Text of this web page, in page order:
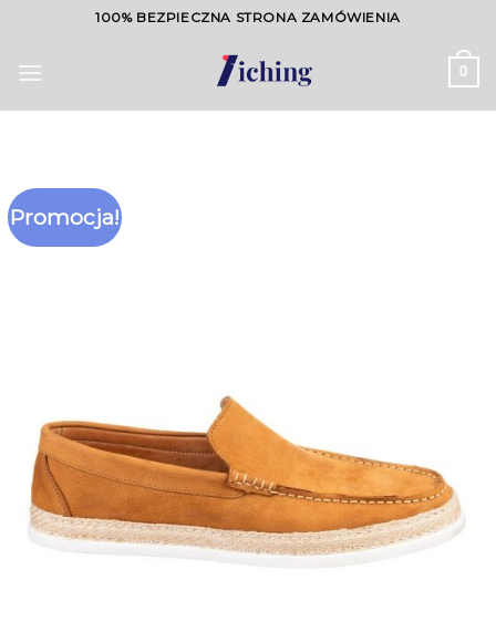
content
100% BEZPIECZNA STRONA ZAMÓWIENIA
0
Promocja!